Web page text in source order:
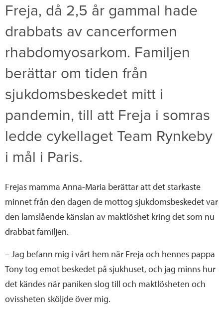
Freja, då 2,5 år gammal hade
drabbats av cancerformen
rhabdomyosarkom. Familjen
berättar om tiden från
sjukdomsbeskedet mitt i
pandemin, till att Freja i somras
ledde cykellaget Team Rynkeby
i mål i Paris.
Frejas mamma Anna-Maria berättar att det starkaste
minnet från den dagen de mottog sjukdomsbeskedet var
den lamslående känslan av maktlöshet kring det som nu
drabbat familjen.
– Jag befann mig i vårt hem när Freja och hennes pappa
Tony tog emot beskedet på sjukhuset, och jag minns hur
det kändes när paniken slog till och maktlösheten och
ovissheten sköljde över mig.